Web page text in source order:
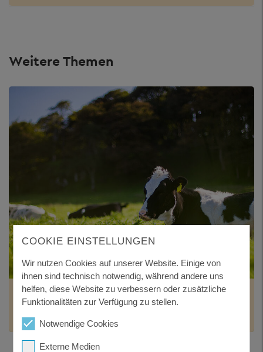
Weitere Themen
VETERINÄRWESEN
und gesundheitlicher Verbraucherschutz
COOKIE EINSTELLUNGEN
Wir nutzen Cookies auf unserer Website. Einige von
ihnen sind technisch notwendig, während andere uns
helfen, diese Website zu verbessern oder zusätzliche
Funktionalitäten zur Verfügung zu stellen.
Notwendige Cookies
Externe Medien